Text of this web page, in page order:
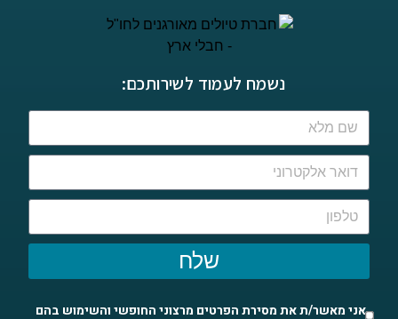
נשמח לעמוד לשירותכם:
שלח
אני מאשר/ת את מסירת הפרטים מרצוני החופשי והשימוש בהם